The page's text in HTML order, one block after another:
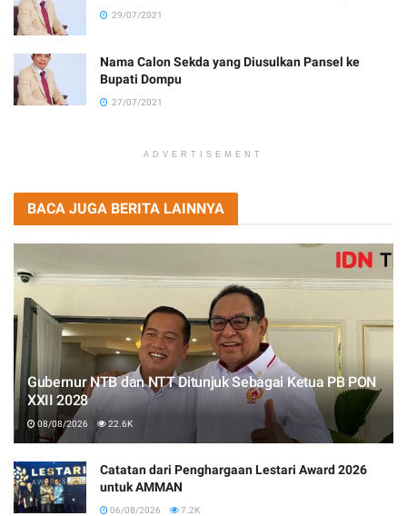
29/07/2021
Nama Calon Sekda yang Diusulkan Pansel ke
Bupati Dompu
27/07/2021
ADVERTISEMENT
BACA JUGA BERITA LAINNYA
Gubernur NTB dan NTT Ditunjuk Sebagai Ketua PB PON
XXII 2028
08/08/2026 22.6K
Catatan dari Penghargaan Lestari Award 2026
untuk AMMAN
06/08/2026 7.2K